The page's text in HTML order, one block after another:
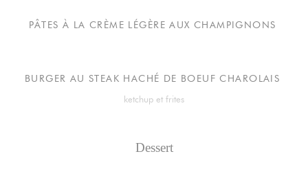
PÂTES À LA CRÈME LÉGÈRE AUX CHAMPIGNONS
BURGER AU STEAK HACHÉ DE BOEUF CHAROLAIS
ketchup et frites
Dessert